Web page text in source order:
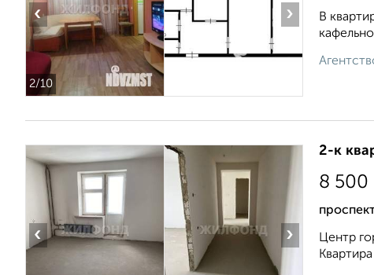
2/10
‹ ›
В
‹ ›
2-к
8 500
Центр